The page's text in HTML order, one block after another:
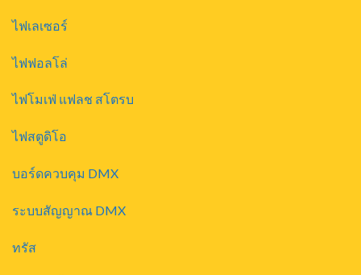
ไฟเลเซอร์
ไฟฟอลโล่
ไฟโมเฟ่ แฟลช สโตรบ
ไฟสตูดิโอ
บอร์ดควบคุม DMX
ระบบสัญญาณ DMX
ทรัส